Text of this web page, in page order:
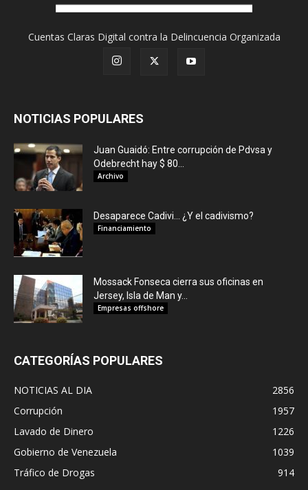
Cuentas Claras Digital contra la Delincuencia Organizada
NOTICIAS POPULARES
Juan Guaidó: Entre corrupción de Pdvsa y
Odebrecht hay $ 80...
Archivo
Desaparece Cadivi… ¿Y el cadivismo?
Financiamiento
Mossack Fonseca cierra sus oficinas en
Jersey, Isla de Man y...
Empresas offshore
CATEGORÍAS POPULARES
NOTICIAS AL DIA
2856
Corrupción
1957
Lavado de Dinero
1226
Gobierno de Venezuela
1039
Tráfico de Drogas
914